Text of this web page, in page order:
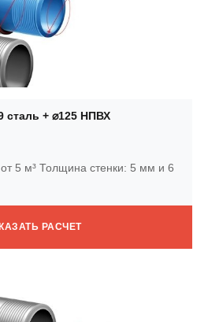
сталь + ⌀125 НПВХ
5 м³ Толщина стенки: 5 мм и 6
РАСЧЕТ